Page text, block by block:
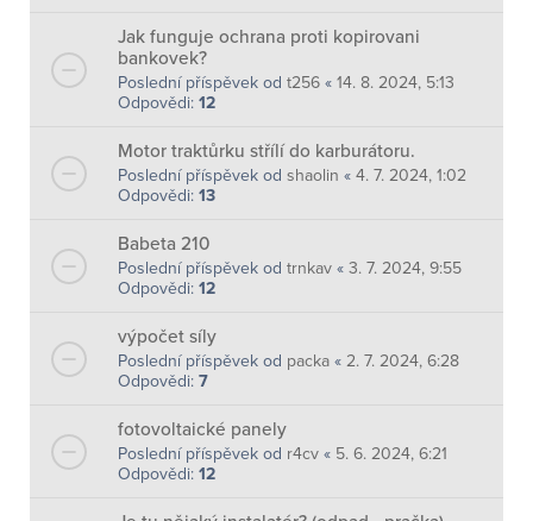
Jak funguje ochrana proti kopirovani
bankovek?
Poslední příspěvek od t256 « 14. 8. 2024, 5:13
Odpovědi: 12
Motor traktůrku střílí do karburátoru.
Poslední příspěvek od shaolin « 4. 7. 2024, 1:02
Odpovědi: 13
Babeta 210
Poslední příspěvek od trnkav « 3. 7. 2024, 9:55
Odpovědi: 12
výpočet síly
Poslední příspěvek od packa « 2. 7. 2024, 6:28
Odpovědi: 7
fotovoltaické panely
Poslední příspěvek od r4cv « 5. 6. 2024, 6:21
Odpovědi: 12